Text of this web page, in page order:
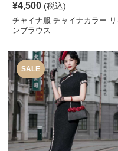
¥4,500 (税込)
チャイナ服 チャイナカラー リ
ンブラウス
SALE